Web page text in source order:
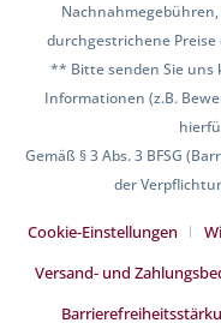
durchgestrichene
** Bitte senden Sie uns
Informationen (z.B.
Gemäß § 3 Abs. 3 BFSG
der
Cookie-Einstellungen
Versand- und